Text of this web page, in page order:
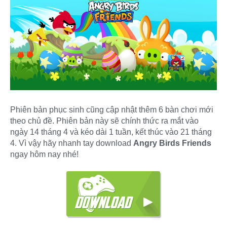
Phiên bản phục sinh cũng cập nhật thêm 6 bàn chơi mới
theo chủ đề. Phiên bản này sẽ chính thức ra mắt vào
ngày 14 tháng 4 và kéo dài 1 tuần, kết thúc vào 21 tháng
4. Vì vậy hãy nhanh tay download Angry Birds Friends
ngay hôm nay nhé!